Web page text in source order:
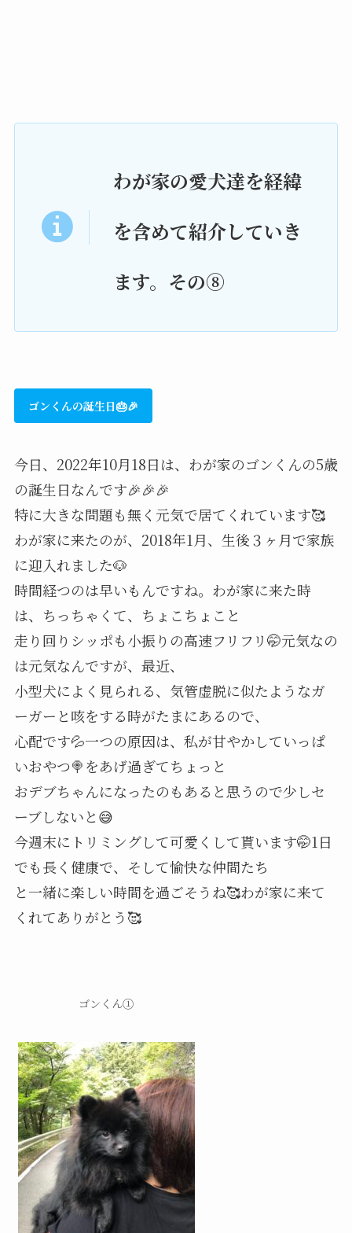
わが家の愛犬達を経緯
を含めて紹介していき
ます。その⑧
ゴンくんの誕生日🎂🎉
今日、2022年10月18日は、わが家のゴンくんの5歳
の誕生日なんです🎉🎉🎉
特に大きな問題も無く元気で居てくれています🥰
わが家に来たのが、2018年1月、生後３ヶ月で家族
に迎入れました🐶
時間経つのは早いもんですね。わが家に来た時
は、ちっちゃくて、ちょこちょこと
走り回りシッポも小振りの高速フリフリ🤭元気なの
は元気なんですが、最近、
小型犬によく見られる、気管虚脱に似たようなガ
ーガーと咳をする時がたまにあるので、
心配です💦一つの原因は、私が甘やかしていっぱ
いおやつ🍭をあげ過ぎてちょっと
おデブちゃんになったのもあると思うので少しセ
ーブしないと😅
今週末にトリミングして可愛くして貰います🤭1日
でも長く健康で、そして愉快な仲間たち
と一緒に楽しい時間を過ごそうね🥰わが家に来て
くれてありがとう🥰
ゴンくん①